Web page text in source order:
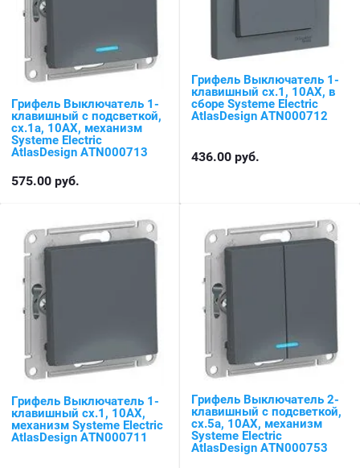
Грифель Выключатель 1-
клавишный с подсветкой,
сх.1а, 10АХ, механизм
Systeme Electric
AtlasDesign ATN000713
575.00 руб.
Грифель Выключатель 1-
клавишный сх.1, 10АХ, в
сборе Systeme Electric
AtlasDesign ATN000712
436.00 руб.
Грифель Выключатель 1-
клавишный сх.1, 10АХ,
механизм Systeme Electric
AtlasDesign ATN000711
Грифель Выключатель 2-
клавишный с подсветкой,
сх.5а, 10АХ, механизм
Systeme Electric
AtlasDesign ATN000753